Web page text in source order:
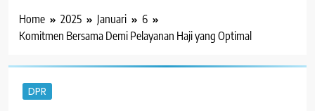
Home 2025 Januari
6
Komitmen Bersama Demi Pelayanan Haji yang Optimal
DPR